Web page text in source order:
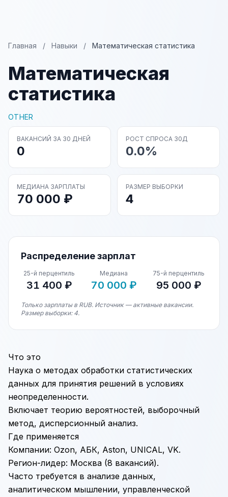
Главная / Навыки / Математическая статистика
Математическая
статистика
OTHER
ВАКАНСИЙ ЗА 30 ДНЕЙ
0
РОСТ СПРОСА 30Д
0.0%
МЕДИАНА ЗАРПЛАТЫ
70 000 ₽
РАЗМЕР ВЫБОРКИ
4
Распределение зарплат
25-й перцентиль
31 400 ₽
Медиана
70 000 ₽
75-й перцентиль
95 000 ₽
Только зарплаты в RUB. Источник — активные вакансии.
Размер выборки: 4.
Что это
Наука о методах обработки статистических
данных для принятия решений в условиях
неопределенности.
Включает теорию вероятностей, выборочный
метод, дисперсионный анализ.
Где применяется
Компании: Ozon, АБК, Aston, UNICAL, VK.
Регион-лидер: Москва (8 вакансий).
Часто требуется в анализе данных,
аналитическом мышлении, управленческой